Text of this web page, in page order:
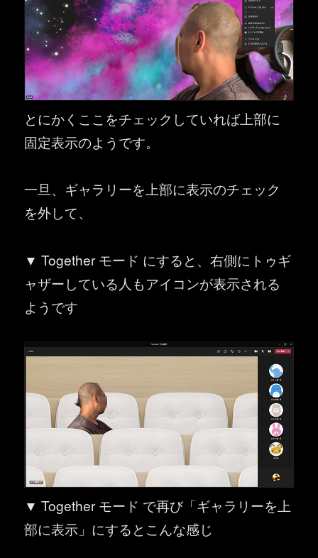
とにかくここをチェックしていれば上部に
固定表示のようです。
一旦、ギャラリーを上部に表示のチェック
を外して、
▼ Together モード にすると、右側にトゥギ
ャザーしている人もアイコンが表示される
ようです
▼ Together モード で再び「ギャラリーを上
部に表示」にするとこんな感じ